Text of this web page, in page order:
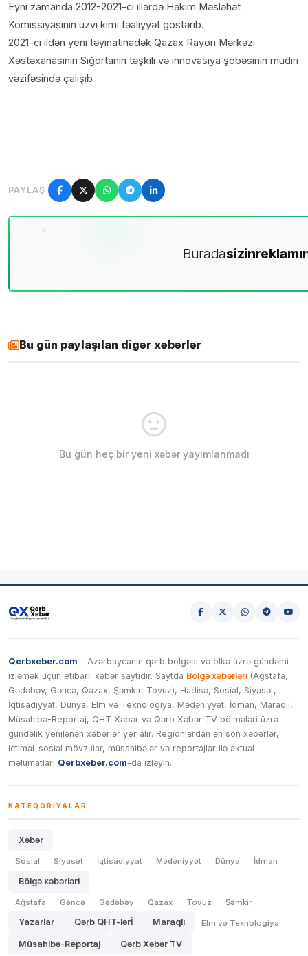
Eyni zamanda 2012-2021-ci illərdə Həkim Məsləhət
Komissiyasının üzvi kimi fəaliyyət göstərib.
2021-ci ildən yeni təyinatınadək Qazax Rayon Mərkəzi
Xəstəxanasının Sığortanın təşkili və innovasiya şöbəsinin müdiri
vəzifəsində çalışıb
PAYLAŞ
Buradasizin
Bu gün paylaşılan digər xəbərlər
Bu gün heç bir yeni xəbər yayımlanmadı
Qerbxeber.com – Azərbaycanın qərb bölgəsi və ölkə üzrə gündəmi
izləmək üçün etibarlı xəbər saytıdır. Saytda Bölgə xəbərləri (Ağstafa,
Gədəbəy, Gəncə, Qazax, Şəmkir, Tovuz), Hadisə, Sosial, Siyasət,
İqtisadiyyat, Dünya, Elm və Texnologiya, Mədəniyyət, İdman, Maraqlı,
Müsahibə-Reportaj, QHT Xəbər və Qərb Xəbər TV bölmələri üzrə
gündəlik yenilənən xəbərlər yer alır. Regionlardan ən son xəbərlər,
ictimai-sosial mövzular, müsahibələr və reportajlar ilə aktual
məlumatları Qerbxeber.com-da izləyin.
KATEQORIYALAR
Xəbər
Sosial Siyasət İqtisadiyyat Mədəniyyət Dünya İdman
Bölgə xəbərləri
Ağstafa Gəncə Gədəbəy Qazax Tovuz Şəmkir
Yazarlar Qərb QHT-lərİ Maraqlı Elm və Texnologiya
Müsahibə-Reportaj Qərb Xəbər TV